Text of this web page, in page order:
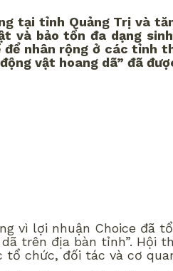
tại tỉnh Quảng Trị và
và bảo tồn đa dạng
nhân rộng ở các tỉnh
vật hoang dã” đã
vì lợi nhuận Choice đã
trên địa bàn tỉnh”. Hội
tổ chức, đối tác và cơ